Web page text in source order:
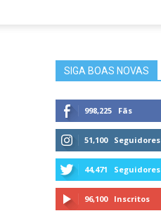
SIGA BOAS NOVAS
998,225 Fãs
51,100 Seguidores
44,471 Seguidores
96,100 Inscritos